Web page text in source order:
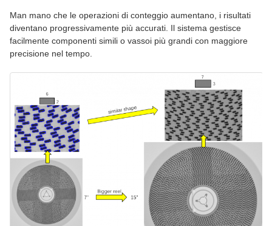
Man mano che le operazioni di conteggio aumentano, i risultati
diventano progressivamente più accurati. Il sistema gestisce
facilmente componenti simili o vassoi più grandi con maggiore
precisione nel tempo.